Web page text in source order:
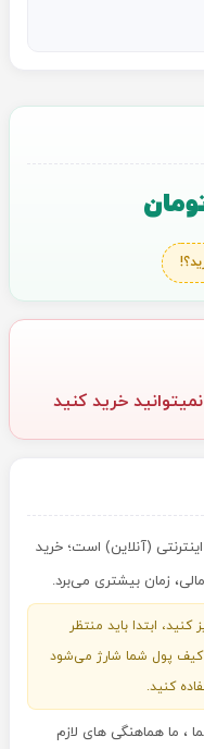
خرید کنید
(آنلاین) است؛ خرید
زمان بیشتری می‌برد.
کنید، ابتدا باید منتظر
کیف پول شما شارژ می‌شود
کنید.
، ما هماهنگی های لازم